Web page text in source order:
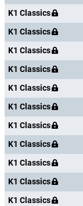
K1 Classics
K1 Classics
K1 Classics
K1 Classics
K1 Classics
K1 Classics
K1 Classics
K1 Classics
K1 Classics
K1 Classics
K1 Classics